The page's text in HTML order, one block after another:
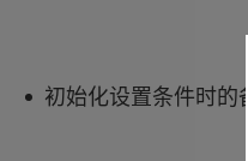
初始化设置条件时的